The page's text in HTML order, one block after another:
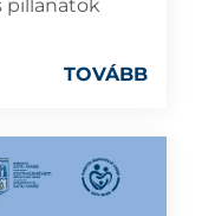
pillanatok
TOVÁBB